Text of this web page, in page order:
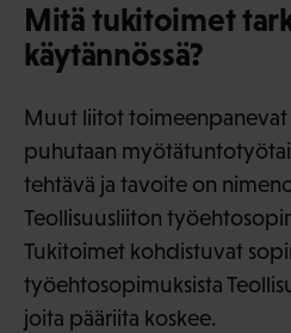
Mitä tukitoimet
käytännössä?
Muut liitot
puhutaan
tehtävä ja tavoite on
Teollisuusliiton
Tukitoimet kohdistuvat
työehtosopimuksista
joita pääriita koskee.